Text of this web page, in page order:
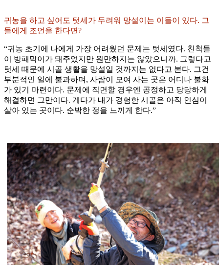
귀농을 하고 싶어도 텃세가 두려워 망설이는 이들이 있다. 그
들에게 조언을 한다면?
“귀농 초기에 나에게 가장 어려웠던 문제는 텃세였다. 친척들
이 방패막이가 돼주었지만 원만하지는 않았으니까. 그렇다고
텃세 때문에 시골 생활을 망설일 것까지는 없다고 본다. 그건
부분적인 일에 불과하며, 사람이 모여 사는 곳은 어디나 불화
가 있기 마련이다. 문제에 직면할 경우엔 공정하고 당당하게
해결하면 그만이다. 게다가 내가 경험한 시골은 아직 인심이
살아 있는 곳이다. 순박한 정을 느끼게 한다.”